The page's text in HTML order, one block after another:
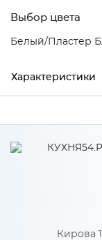
Выбор цвета
Белый/Пластер
Характеристики
Цвет
Особенности
Кирова